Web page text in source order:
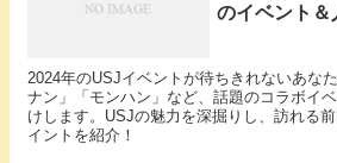
のイベント＆
2024年のUSJイベントが待ちきれないあな
ナン」「モンハン」など、話題のコラボイ
けします。USJの魅力を深掘りし、訪れる
イントを紹介！